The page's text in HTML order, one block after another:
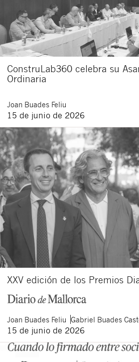
ConstruLab360 celebra su
Ordinaria
Joan Buades Feliu
15 de junio de 2026
XXV edición de los Premios
Joan Buades Feliu Gabriel Buades
15 de junio de 2026